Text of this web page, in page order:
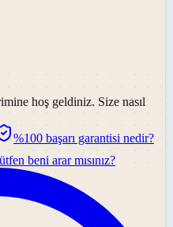
hoş geldiniz. Size nasıl
%100 başarı garantisi nedir?
beni arar mısınız?